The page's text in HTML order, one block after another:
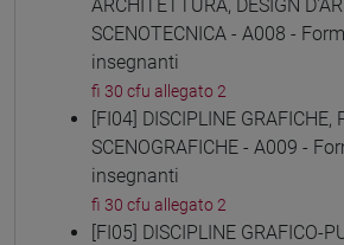
ARCHITETTURA, DESIGN
SCENOTECNICA - A008 -
insegnanti
fi 30 cfu allegato 2
[FI04] DISCIPLINE GRAFICHE,
SCENOGRAFICHE - A009 -
insegnanti
fi 30 cfu allegato 2
[FI05] DISCIPLINE GRAFICO-